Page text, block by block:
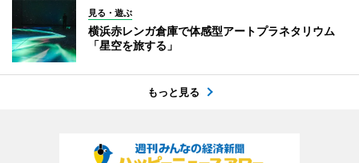
見る・遊ぶ
横浜赤レンガ倉庫で体感型アートプラネタリウム
「星空を旅する」
もっと見る